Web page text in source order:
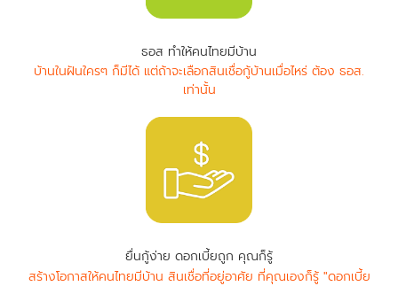
ธอส ทำให้คนไทยมีบ้าน
บ้านในฝันใครๆ ก็มีได้ แต่ถ้าจะเลือกสินเชื่อกู้บ้านเมื่อไหร่ ต้อง ธอส.
เท่านั้น
ยื่นกู้ง่าย ดอกเบี้ยถูก คุณก็รู้
สร้างโอกาสให้คนไทยมีบ้าน สินเชื่อที่อยู่อาศัย ที่คุณเองก็รู้ "ดอกเบี้ย